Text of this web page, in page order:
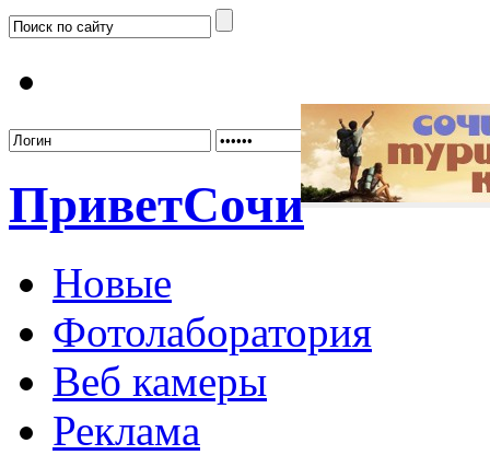
ПриветСочи
Новые
Фотолаборатория
Веб камеры
Реклама